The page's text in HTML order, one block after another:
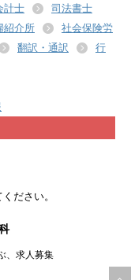
計士
司法書士
紹介所
社会保険労
翻訳・通訳
行
ださい。
、求人募集